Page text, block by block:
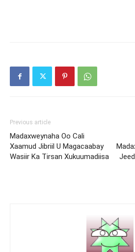
Previous article
Madaxweynaha Oo Cali
Xaamud Jibriil U Magacaabay
Wasiir Ka Tirsan Xukuumadiisa